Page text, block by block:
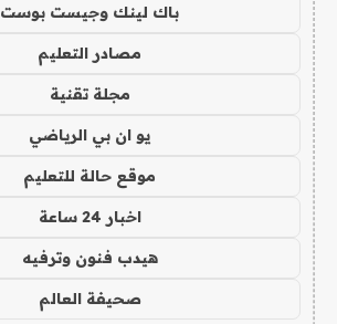
باك لينك وجيست بوست
مصادر التعليم
مجلة تقنية
يو ان بي الرياضي
موقع حالة للتعليم
اخبار 24 ساعة
هيدب فنون وترفيه
صحيفة العالم